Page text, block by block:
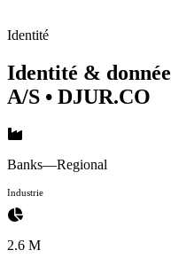
Identité
Identité &
A/S • DJUR.CO
Banks—Regional
Industrie
2.6 M